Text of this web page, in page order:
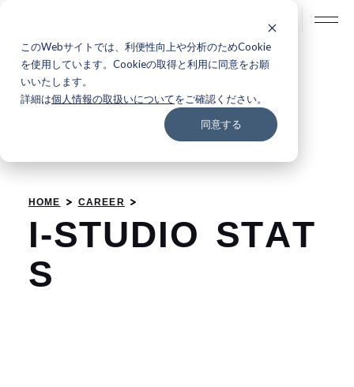
このWebサイトでは、利便性向上や分析のためCookie
を使用しています。Cookieの取得と利用に同意をお願
いいたします。
詳細は個人情報の取扱いについてをご確認ください。
同意する
HOME CAREER
I-STUDIO STAT
S